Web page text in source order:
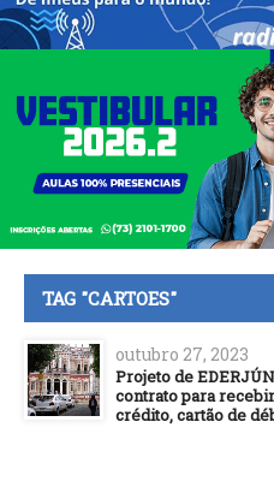
TAG "CARTOES"
outubro 27, 2023
Projeto de
contrato para
crédito, cartão de